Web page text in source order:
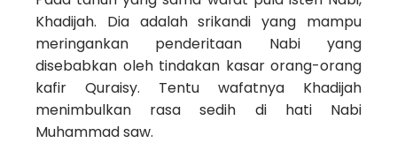
Khadijah. Dia adalah srikandi yang mampu
meringankan penderitaan Nabi yang
disebabkan oleh tindakan kasar orang-orang
kafir Quraisy. Tentu wafatnya Khadijah
menimbulkan rasa sedih di hati Nabi
Muhammad saw.